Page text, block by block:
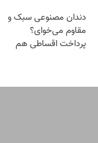
دندان مصنوعی سبک و
مقاوم می‌خوای؟
پرداخت اقساطی هم